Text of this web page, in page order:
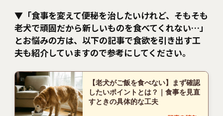
▼ 「食事を変えて便秘を治したいけれど、そもそも
老犬で頑固だから新しいものを食べてくれない…」
とお悩みの方は、以下の記事で食欲を引き出す工
夫も紹介していますので参考にしてください。
【老犬がご飯を食べない】まず確認
したいポイントとは？｜食事を見直
すときの具体的な工夫